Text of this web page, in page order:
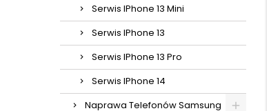
Serwis IPhone 13 Mini
Serwis IPhone 13
Serwis IPhone 13 Pro
Serwis IPhone 14
Naprawa Telefonów Samsung